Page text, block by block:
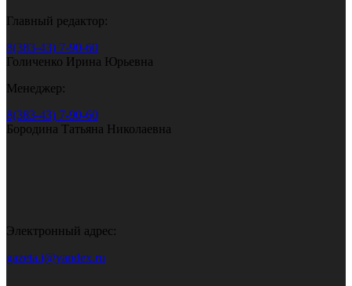
Главный редактор:
8(383-43) 7-90-60
Голиченко Ирина Юрьевна
Менеджер:
8(383-43) 7-90-60
Бородина Татьяна Николаевна
Электронный адрес:
gazeta.i@yandex.ru